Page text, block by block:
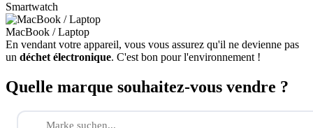
Smartwatch
MacBook / Laptop
En vendant votre appareil, vous vous assurez qu'il ne devienne pas
un déchet électronique. C'est bon pour l'environnement !
Quelle marque souhaitez-vous vendre ?